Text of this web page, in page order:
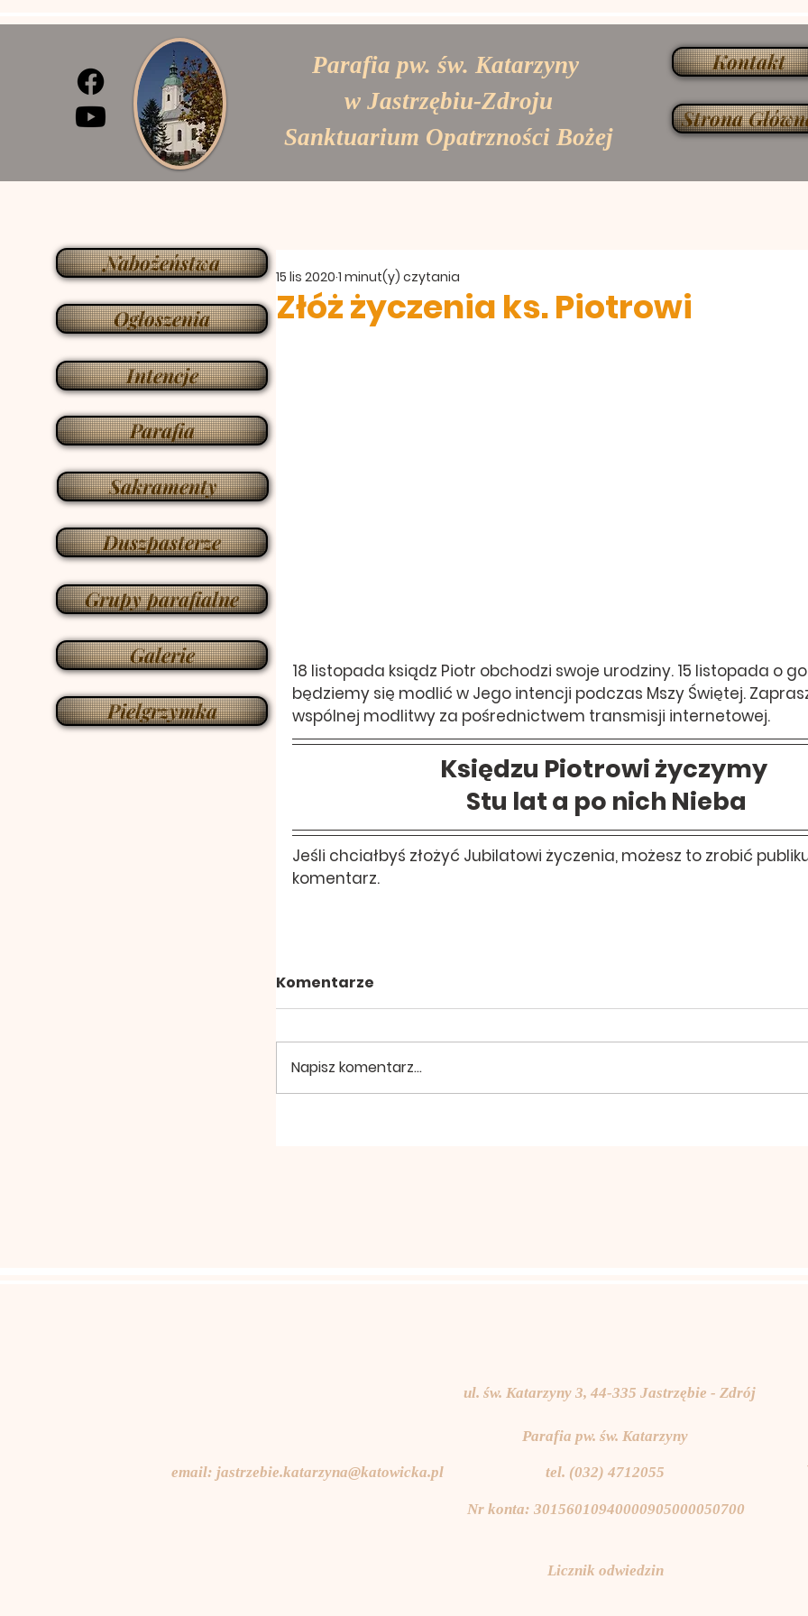
Parafia pw. św. Katarzyny
w Jastrzębiu-Zdroju
Sanktuarium Opatrzności Bożej
Kontakt
Strona
Złóż życzenia ks. Piotrowi
15 lis 2020 1 minut(y) czytania
18 listopada ksiądz Piotr obchodzi swoje urodziny. 15 listopada o
będziemy się modlić w Jego intencji podczas Mszy Świętej.
wspólnej modlitwy za pośrednictwem transmisji internetowej.
Księdzu Piotrowi życzymy
Stu lat a po nich Nieba
Jeśli chciałbyś złożyć Jubilatowi życzenia, możesz to zrobić
komentarz.
Komentarze
Napisz komentarz...
Nabożeństwa
Ogłoszenia
Intencje
Parafia
Sakramenty
Duszpasterze
Grupy parafialne
Galerie
Pielgrzymka
ul. św. Katarzyny 3, 44-335 Jastrzębie - Zdrój
Parafia pw. św. Katarzyny
email: jastrzebie.katarzyna@katowicka.pl tel. (032) 4712055
Nr konta: 30156010940000905000050700
Licznik odwiedzin